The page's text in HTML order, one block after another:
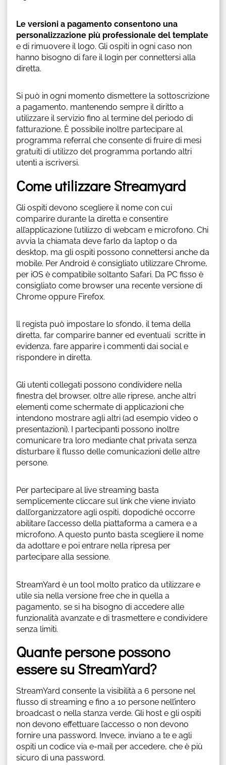
Le versioni a pagamento consentono una
personalizzazione più professionale del template
e di rimuovere il logo. Gli ospiti in ogni caso non
hanno bisogno di fare il login per connettersi alla
diretta.
Si può in ogni momento dismettere la sottoscrizione
a pagamento, mantenendo sempre il diritto a
utilizzare il servizio fino al termine del periodo di
fatturazione. È possibile inoltre partecipare al
programma referral che consente di fruire di mesi
gratuiti di utilizzo del programma portando altri
utenti a iscriversi.
Come utilizzare Streamyard
Gli ospiti devono scegliere il nome con cui
comparire durante la diretta e consentire
all’applicazione l’utilizzo di webcam e microfono. Chi
avvia la chiamata deve farlo da laptop o da
desktop, ma gli ospiti possono connettersi anche da
mobile. Per Android è consigliato utilizzare Chrome,
per iOS è compatibile soltanto Safari. Da PC fisso è
consigliato come browser una recente versione di
Chrome oppure Firefox.
ll regista può impostare lo sfondo, il tema della
diretta, far comparire banner ed eventuali scritte in
evidenza, fare apparire i commenti dai social e
rispondere in diretta.
Gli utenti collegati possono condividere nella
finestra del browser, oltre alle riprese, anche altri
elementi come schermate di applicazioni che
intendono mostrare agli altri (ad esempio video o
presentazioni). I partecipanti possono inoltre
comunicare tra loro mediante chat privata senza
disturbare il flusso delle comunicazioni delle altre
persone.
Per partecipare al live streaming basta
semplicemente cliccare sul link che viene inviato
dall’organizzatore agli ospiti, dopodiché occorre
abilitare l’accesso della piattaforma a camera e a
microfono. A questo punto basta scegliere il nome
da adottare e poi entrare nella ripresa per
partecipare alla sessione.
StreamYard è un tool molto pratico da utilizzare e
utile sia nella versione free che in quella a
pagamento, se si ha bisogno di accedere alle
funzionalità avanzate e di trasmettere e condividere
senza limiti.
Quante persone possono
essere su StreamYard?
StreamYard consente la visibilità a 6 persone nel
flusso di streaming e fino a 10 persone nell’intero
broadcast o nella stanza verde. Gli host e gli ospiti
non devono effettuare l’accesso o non devono
fornire una password. Invece, inviano a te e agli
ospiti un codice via e-mail per accedere, che è più
sicuro di una password.